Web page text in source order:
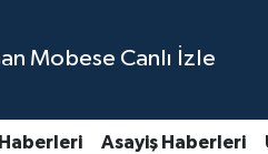
Mobese Canlı İzle
Asayiş Haberleri